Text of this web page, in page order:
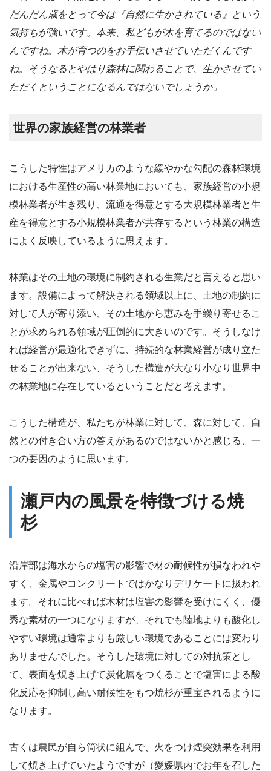
だんだん歳をとって今は『自然に生かされている』という
気持ちが強いです。本来、私どもが木を育てるのではない
んですね。木が育つのをお手伝いさせていただくんです
ね。そうなるとやはり森林に関わることで、生かさせてい
ただくということになるんではないでしょうか」
世界の家族経営の林業者
こうした特性はアメリカのような緩やかな勾配の森林環境
における生産性の高い林業地においても、家族経営の小規
模林業者が生き残り、流通を得意とする大規模林業者と生
産を得意とする小規模林業者が共存するという林業の構造
によく反映しているように思えます。
林業はその土地の環境に制約される生業だと言えると思い
ます。設備によって解決される領域以上に、土地の制約に
対して人が寄り添い、その土地から恵みを手繰り寄せるこ
とが求められる領域が圧倒的に大きいのです。そうしなけ
れば経営が最適化できずに、持続的な林業経営が成り立た
せることが出来ない、そうした構造が大なり小なり世界中
の林業地に存在しているということだと考えます。
こうした構造が、私たちが林業に対して、森に対して、自
然との付き合い方の答えがあるのではないかと感じる、一
つの要因のように思います。
瀬戸内の風景を特徴づける焼
杉
沿岸部は海水からの塩害の影響で材の耐候性が損なわれや
すく、金属やコンクリートではかなりデリケートに扱われ
ます。それに比べれば木材は塩害の影響を受けにくく、優
秀な素材の一つになりますが、それでも陸地よりも酸化し
やすい環境は通常よりも厳しい環境であることには変わり
ありませんでした。そうした環境に対しての対抗策とし
て、表面を焼き上げて炭化層をつくることで塩害による酸
化反応を抑制し高い耐候性をもつ焼杉が重宝されるように
なります。
古くは農民が自ら筒状に組んで、火をつけ煙突効果を利用
して焼き上げていたようですが（愛媛県内でお年を召した